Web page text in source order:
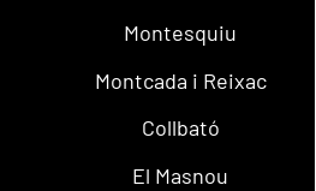
Montesquiu
Montcada i Reixac
Collbató
El Masnou